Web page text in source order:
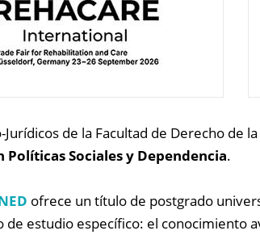
de la Facultad de Derecho de la
Sociales y Dependencia.
ofrece un título de postgrado
de estudio específico: el conocimiento